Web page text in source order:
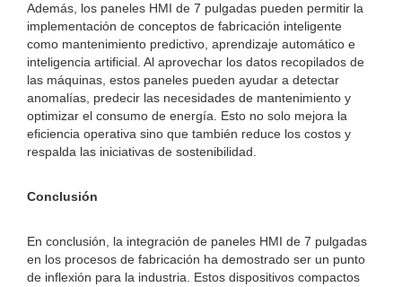
Además, los paneles HMI de 7 pulgadas pueden permitir la
implementación de conceptos de fabricación inteligente
como mantenimiento predictivo, aprendizaje automático e
inteligencia artificial. Al aprovechar los datos recopilados de
las máquinas, estos paneles pueden ayudar a detectar
anomalías, predecir las necesidades de mantenimiento y
optimizar el consumo de energía. Esto no solo mejora la
eficiencia operativa sino que también reduce los costos y
respalda las iniciativas de sostenibilidad.
Conclusión
En conclusión, la integración de paneles HMI de 7 pulgadas
en los procesos de fabricación ha demostrado ser un punto
de inflexión para la industria. Estos dispositivos compactos